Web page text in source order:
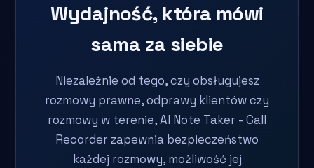
Wydajność, która mówi
sama za siebie
Niezależnie od tego, czy obsługujesz
rozmowy prawne, odprawy klientów czy
rozmowy w terenie, AI Note Taker - Call
Recorder zapewnia bezpieczeństwo
każdej rozmowy, możliwość jej